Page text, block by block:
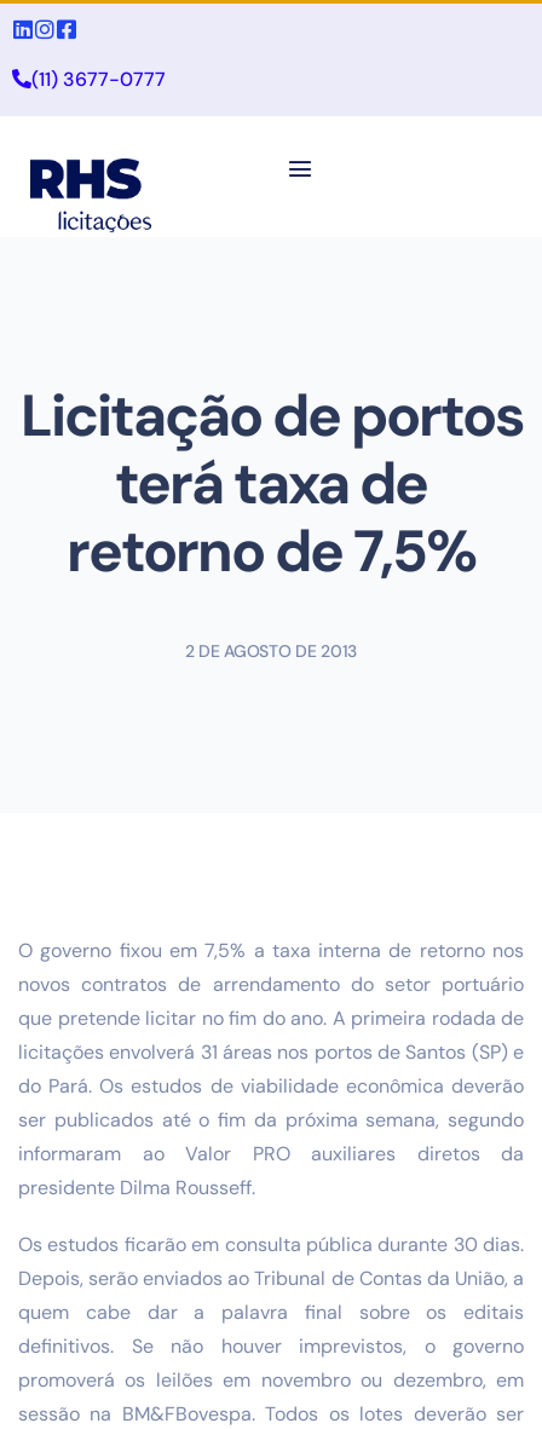
(11) 3677-0777
Licitação de portos
terá taxa de
retorno de 7,5%
2 DE AGOSTO DE 2013
O governo fixou em 7,5% a taxa interna de retorno nos
novos contratos de arrendamento do setor portuário
que pretende licitar no fim do ano. A primeira rodada de
licitações envolverá 31 áreas nos portos de Santos (SP) e
do Pará. Os estudos de viabilidade econômica deverão
ser publicados até o fim da próxima semana, segundo
informaram ao Valor PRO auxiliares diretos da
presidente Dilma Rousseff.
Os estudos ficarão em consulta pública durante 30 dias.
Depois, serão enviados ao Tribunal de Contas da União, a
quem cabe dar a palavra final sobre os editais
definitivos. Se não houver imprevistos, o governo
promoverá os leilões em novembro ou dezembro, em
sessão na BM&FBovespa. Todos os lotes deverão ser